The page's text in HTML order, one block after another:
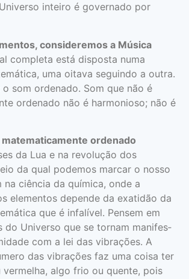
inteiro é governado por
consideremos a Música
completa está disposta numa
uma oitava seguindo a outra.
o som ordenado. Som que não é
ordenado não é harmonioso; não é
ordenado
da Lua e na revolução dos
da qual podemos marcar o nosso
na ciência da química, onde a
elementos depende da exatidão da
que é infalível. Pensem em
do Universo que se tornam manifes­
com a lei das vibra­ções. A
das vibrações faz uma coisa ter
vermelha, algo frio ou quente, pois